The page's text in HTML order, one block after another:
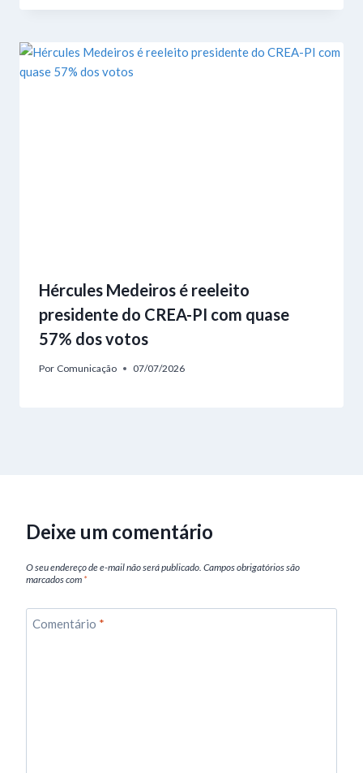
Hércules Medeiros é reeleito
presidente do CREA-PI com quase
57% dos votos
Por Comunicação 07/07/2026
Deixe um comentário
O seu endereço de e-mail não será publicado. Campos obrigatórios são
marcados com *
Comentário *